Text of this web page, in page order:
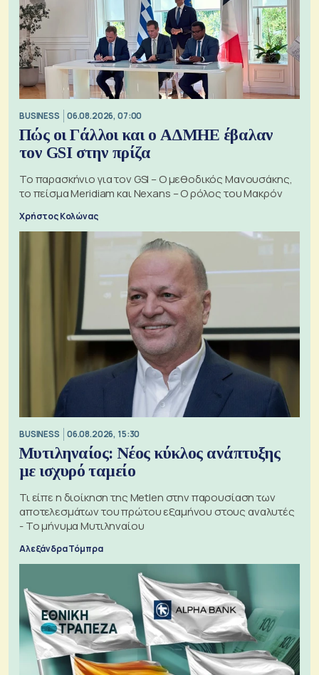
BUSINESS 06.08.2026, 07:00
Πώς οι Γάλλοι και ο ΑΔΜΗΕ έβαλαν
τον GSI στην πρίζα
Το παρασκήνιο για τον GSI – Ο μεθοδικός Μανουσάκης,
το πείσμα Meridiam και Nexans – Ο ρόλος του Μακρόν
Χρήστος Κολώνας
BUSINESS 06.08.2026, 15:30
Μυτιληναίος: Νέος κύκλος ανάπτυξης
με ισχυρό ταμείο
Τι είπε η διοίκηση της Metlen στην παρουσίαση των
αποτελεσμάτων του πρώτου εξαμήνου στους αναλυτές
- Το μήνυμα Μυτιληναίου
Αλεξάνδρα Τόμπρα